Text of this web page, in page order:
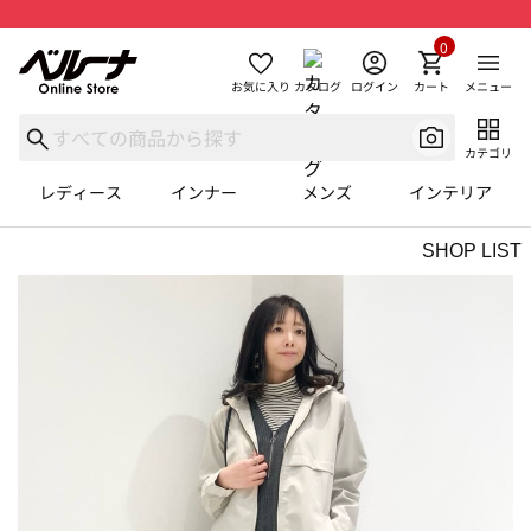
お気に入り カタログ ログイン カート
0
メニュー
カテゴリ
レディース インナー メンズ インテリア
SHOP LIST